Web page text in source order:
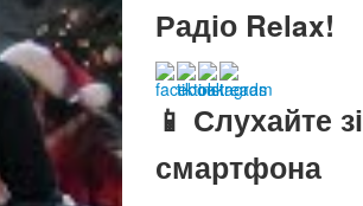
Радіо Relax!
📱 Слухайте зі
смартфона